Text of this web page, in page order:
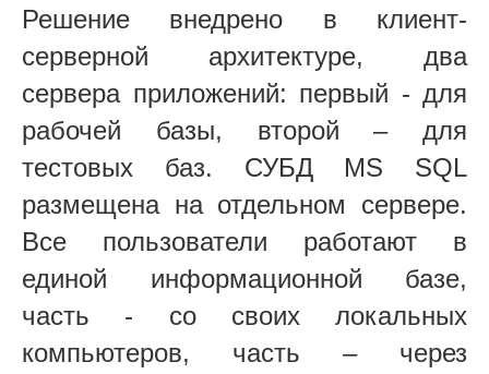
Решение внедрено в клиент-
серверной архитектуре, два
сервера приложений: первый - для
рабочей базы, второй – для
тестовых баз. СУБД MS SQL
размещена на отдельном сервере.
Все пользователи работают в
единой информационной базе,
часть - со своих локальных
компьютеров, часть – через